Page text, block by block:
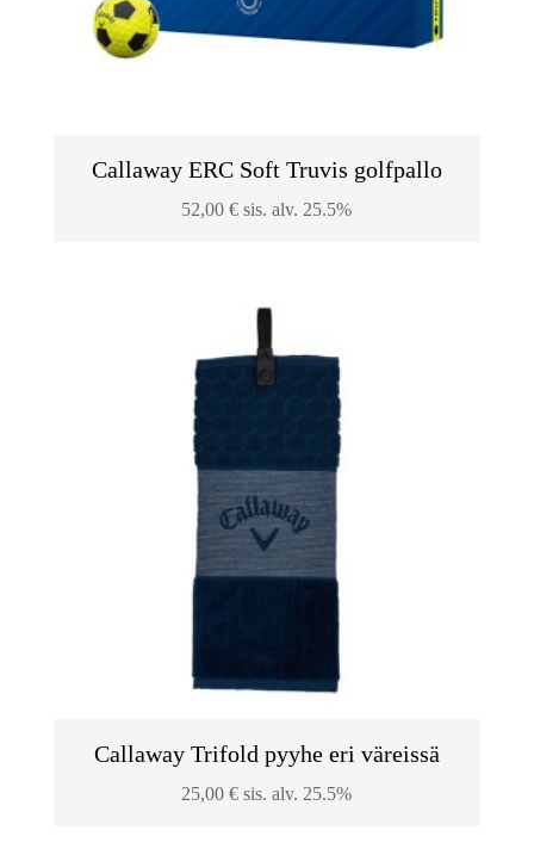
Callaway ERC Soft Truvis golfpallo
52,00€ sis. alv. 25.5%
Callaway Trifold pyyhe eri väreissä
25,00€ sis. alv. 25.5%